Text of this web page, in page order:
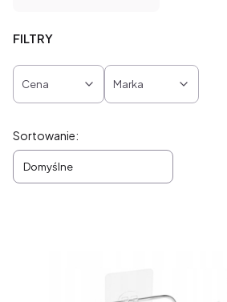
FILTRY
Cena Marka
Lista produktów
Sortowanie:
Domyślne